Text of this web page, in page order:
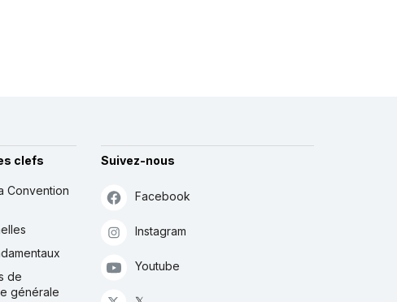
clefs
Convention
de
générale
Suivez-nous
Facebook
Instagram
Youtube